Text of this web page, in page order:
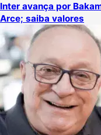
Inter avança por
Arce; saiba valores